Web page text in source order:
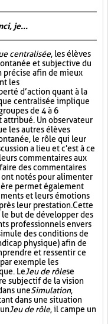
je...
centralisée, les élèves
et subjective du
précise afin de mieux
les
d’action quant à la
centralisée implique
de 4 à 6
attribué. Un observateur
les autres élèves
le rôle qui leur
a lieu et c'est à ce
commentaires aux
des commentaires
notés pour alimenter
permet également
et leurs émotions
leur prestation. Cette
but de développer des
professionnels envers
des conditions de
physique) afin de
et ressentir ce
exemple les
LeJeu de rôlese
subjectif de la vision
uneSimulation,
dans une situation
Jeu de rôle, il campe un